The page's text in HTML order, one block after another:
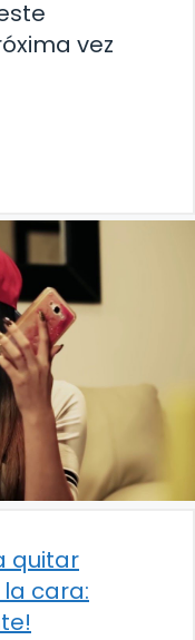
vez
quitar
cara: